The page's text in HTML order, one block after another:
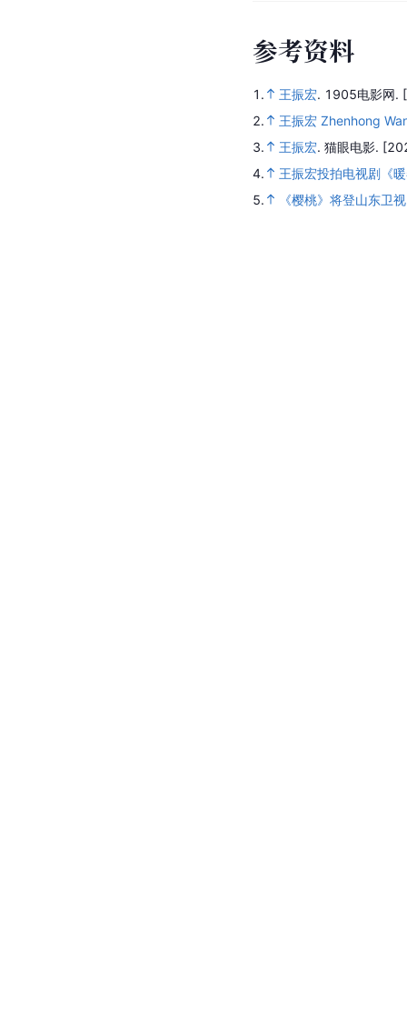
参考资料
1. 王振宏. 1905电影网.
2.
王振宏 Zhenhong
3.
王振宏. 猫眼电影.
4.
王振宏投拍电视剧《
5.
《樱桃》将登山东卫